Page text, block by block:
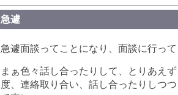
急遽
急遽面談ってことになり、面談に行っ
まぁ色々話し合ったりして、とりあえ
度、連絡取り合い、話し合ったりしつ